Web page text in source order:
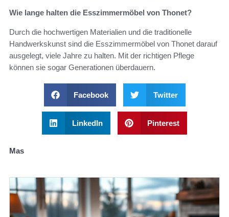
Wie lange halten die Esszimmermöbel von Thonet?
Durch die hochwertigen Materialien und die traditionelle
Handwerkskunst sind die Esszimmermöbel von Thonet darauf
ausgelegt, viele Jahre zu halten. Mit der richtigen Pflege
können sie sogar Generationen überdauern.
Facebook Twitter
LinkedIn Pinterest
Mas